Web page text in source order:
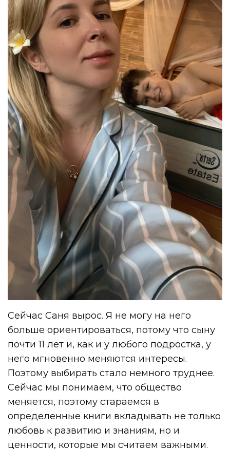
Сейчас Саня вырос. Я не могу на него
больше ориентироваться, потому что сыну
почти 11 лет и, как и у любого подростка, у
него мгновенно меняются интересы.
Поэтому выбирать стало немного труднее.
Сейчас мы понимаем, что общество
меняется, поэтому стараемся в
определенные книги вкладывать не только
любовь к развитию и знаниям, но и
ценности, которые мы считаем важными.